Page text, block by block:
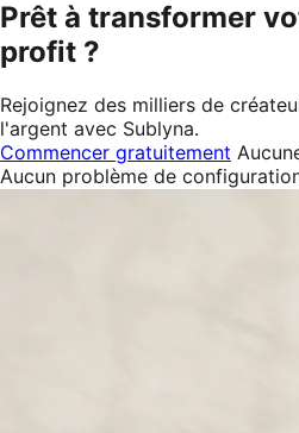
Prêt à transformer
profit ?
Rejoignez des milliers de
l'argent avec Sublyna.
Commencer gratuitement
Aucun problème de